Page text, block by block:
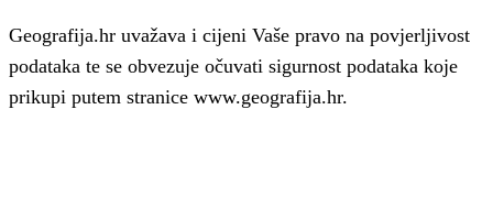
Geografija.hr uvažava i cijeni Vaše pravo na povjerljivost
podataka te se obvezuje očuvati sigurnost podataka koje
prikupi putem stranice www.geografija.hr.